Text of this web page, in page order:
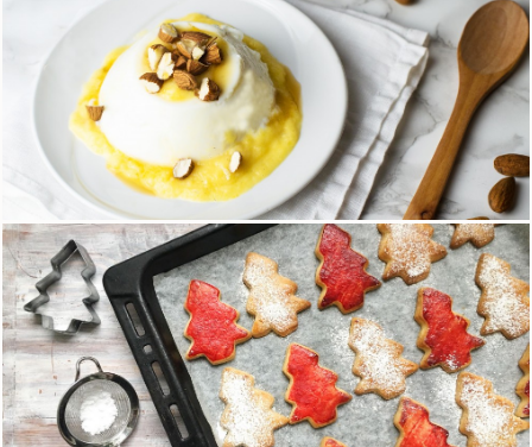
Panna cotta senza lattosio con coulis di cachi
19 Gennaio 2018